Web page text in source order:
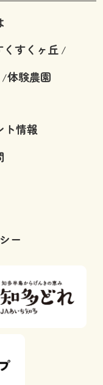
くすくヶ丘/
/体験農園
ト情報
ー